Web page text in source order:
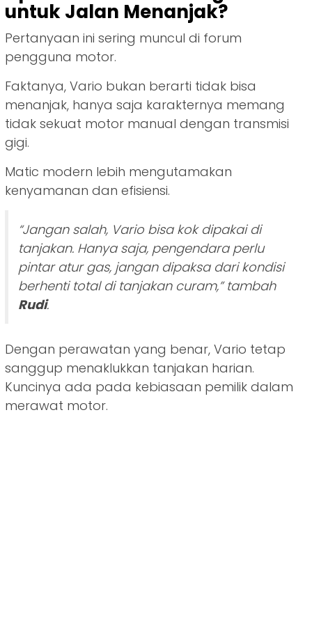
untuk Jalan Menanjak?
Pertanyaan ini sering muncul di forum
pengguna motor.
Faktanya, Vario bukan berarti tidak bisa
menanjak, hanya saja karakternya memang
tidak sekuat motor manual dengan transmisi
gigi.
Matic modern lebih mengutamakan
kenyamanan dan efisiensi.
“Jangan salah, Vario bisa kok dipakai di
tanjakan. Hanya saja, pengendara perlu
pintar atur gas, jangan dipaksa dari kondisi
berhenti total di tanjakan curam,”tambah
Rudi.
Dengan perawatan yang benar, Vario tetap
sanggup menaklukkan tanjakan harian.
Kuncinya ada pada kebiasaan pemilik dalam
merawat motor.